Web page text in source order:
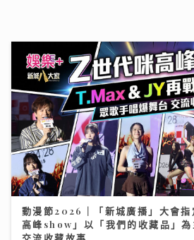
動漫節2026｜「新城廣播」大會
高峰show」以「我們的收藏品」
交流收藏故事
24/07/2026